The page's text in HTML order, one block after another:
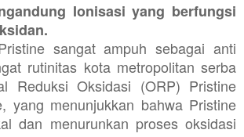
Ionisasi yang berfungsi
sangat ampuh sebagai anti
rutinitas kota metropolitan serba
Reduksi Oksidasi (ORP) Pristine
yang menunjukkan bahwa Pristine
dan menurunkan proses oksidasi